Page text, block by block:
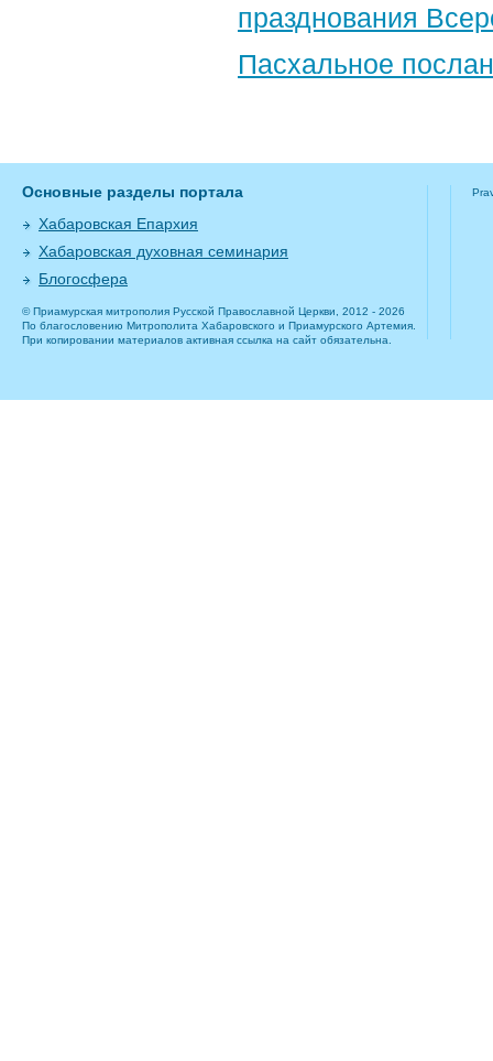
празднования
Пасхальное
Основные разделы портала
Хабаровская Епархия
Хабаровская духовная семинария
Блогосфера
© Приамурская митрополия Русской Православной Церкви, 2012 - 2026
По благословению Митрополита Хабаровского и Приамурского Артемия.
При копировании материалов активная ссылка на сайт обязательна.